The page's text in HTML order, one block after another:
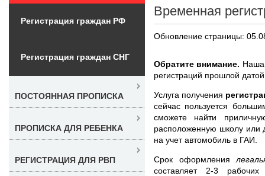
Временная
Обновление страницы:
Обратите внимание. Наша
регистраций прошлой
Услуга получения
сейчас пользуется
сможете найти
расположенную школу или
на учет автомобиль в ГАИ.
Срок оформления
составляет 2-3
Регистрация граждан РФ
Регистрация граждан СНГ
ПОСТОЯННАЯ ПРОПИСКА
ПРОПИСКА ДЛЯ РЕБЕНКА
РЕГИСТРАЦИЯ ДЛЯ РВП